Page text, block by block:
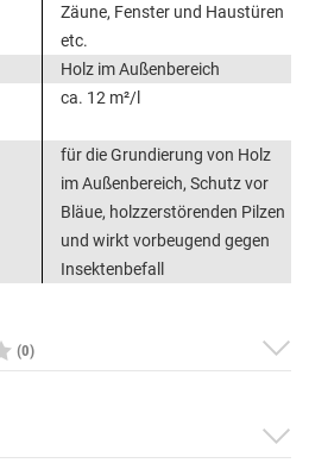
Zäune, Fenster und Haustüren
etc.
Holz im Außenbereich
ca. 12 m²/l
für die Grundierung von Holz
im Außenbereich, Schutz vor
Bläue, holzzerstörenden Pilzen
und wirkt vorbeugend gegen
Insektenbefall
(0)